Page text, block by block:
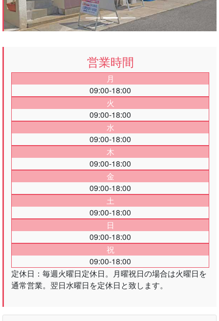
営業時間
月
09:00-18:00
火
09:00-18:00
水
09:00-18:00
木
09:00-18:00
金
09:00-18:00
土
09:00-18:00
日
09:00-18:00
祝
09:00-18:00
定休日：毎週火曜日定休日。月曜祝日の場合は火曜日を
通常営業。翌日水曜日を定休日と致します。